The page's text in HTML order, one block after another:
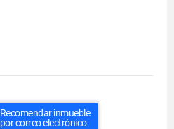
Recomendar inmueble
por correo electrónico